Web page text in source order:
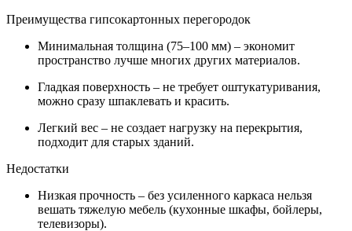
Преимущества гипсокартонных перегородок
Минимальная толщина (75–100 мм) – экономит
пространство лучше многих других материалов.
Гладкая поверхность – не требует оштукатуривания,
можно сразу шпаклевать и красить.
Легкий вес – не создает нагрузку на перекрытия,
подходит для старых зданий.
Недостатки
Низкая прочность – без усиленного каркаса нельзя
вешать тяжелую мебель (кухонные шкафы, бойлеры,
телевизоры).